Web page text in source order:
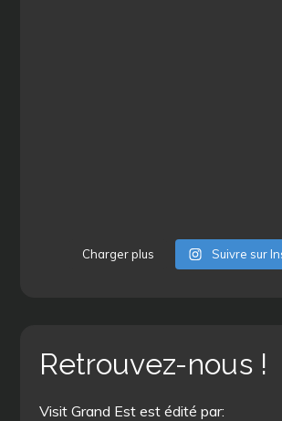
Charger plus Suivre sur
Retrouvez-nous !
Visit Grand Est est édité par: